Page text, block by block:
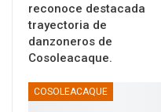
reconoce destacada
trayectoria de
danzoneros de
Cosoleacaque.
COSOLEACAQUE